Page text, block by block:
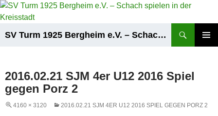
Zum
Inhalt
SV Turm 1925 Bergheim e.V. – Schach spielen in der Kreisstadt
2016.02.21 SJM 4er U12 2016 Spiel
gegen Porz 2
4160 × 3120 2016.02.21 SJM 4ER U12 2016 SPIEL GEGEN PORZ 2